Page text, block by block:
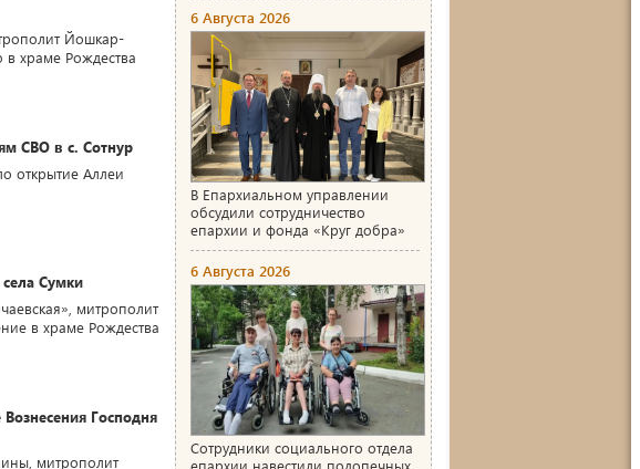
Йошкар-
храме Рождества
СВО в с. Сотнур
открытие Аллеи
Сумки
митрополит
в храме Рождества
Господня
митрополит
6 Августа 2026
В Епархиальном управлении
обсудили сотрудничество
епархии и фонда «Круг добра»
6 Августа 2026
Сотрудники социального отдела
епархии навестили подопечных